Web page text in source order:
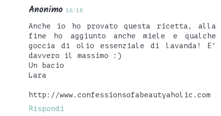
Anonimo 16:18
Anche io ho provato questa ricetta, alla
fine ho aggiunto anche miele e qualche
goccia di olio essenziale di lavanda! E'
davvero il massimo :)
Un bacio
Lara
http://www.confessionsofabeautyaholic.com
Rispondi